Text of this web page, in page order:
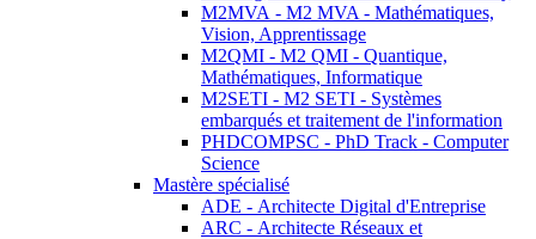
M2MVA - M2 MVA - Mathématiques,
Vision, Apprentissage
M2QMI - M2 QMI - Quantique,
Mathématiques, Informatique
M2SETI - M2 SETI - Systèmes
embarqués et traitement de l'information
PHDCOMPSC - PhD Track - Computer
Science
Mastère spécialisé
ADE - Architecte Digital d'Entreprise
ARC - Architecte Réseaux et